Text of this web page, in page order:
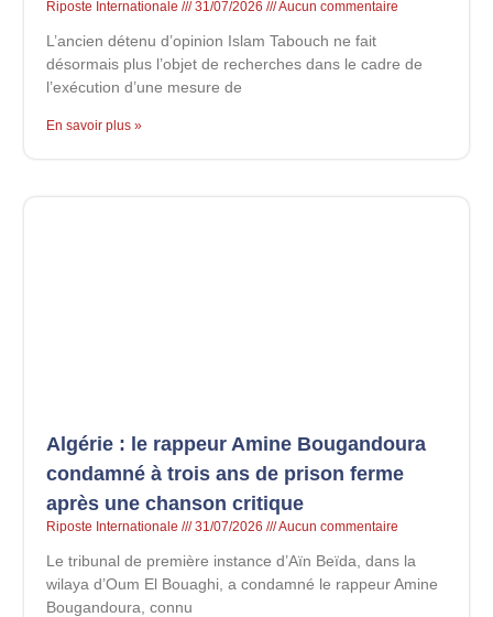
Riposte Internationale 31/07/2026 Aucun commentaire
L’ancien détenu d’opinion Islam Tabouch ne fait
désormais plus l’objet de recherches dans le cadre de
l’exécution d’une mesure de
En savoir plus »
Algérie : le rappeur Amine Bougandoura
condamné à trois ans de prison ferme
après une chanson critique
Riposte Internationale 31/07/2026 Aucun commentaire
Le tribunal de première instance d’Aïn Beïda, dans la
wilaya d’Oum El Bouaghi, a condamné le rappeur Amine
Bougandoura, connu